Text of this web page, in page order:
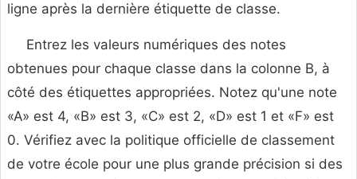
ligne après la dernière étiquette de classe.
Entrez les valeurs numériques des notes
obtenues pour chaque classe dans la colonne B, à
côté des étiquettes appropriées. Notez qu'une note
«A» est 4, «B» est 3, «C» est 2, «D» est 1 et «F» est
0. Vérifiez avec la politique officielle de classement
de votre école pour une plus grande précision si des